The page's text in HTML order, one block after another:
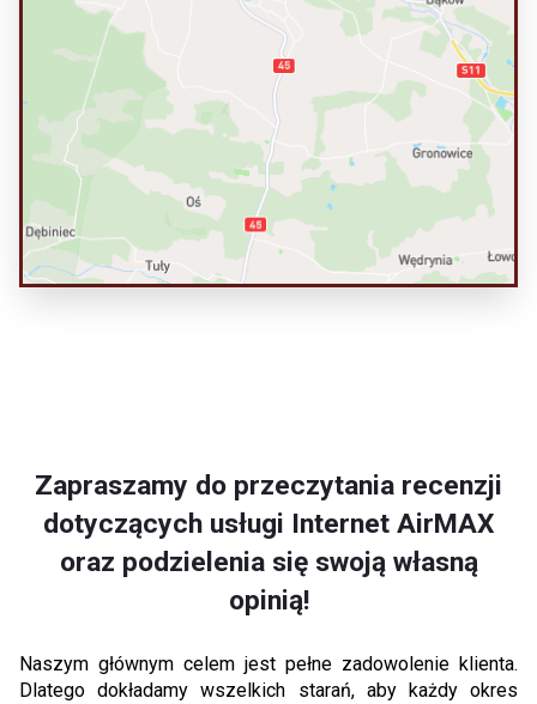
Zapraszamy do przeczytania recenzji
dotyczących usługi Internet AirMAX
oraz podzielenia się swoją własną
opinią!
Naszym głównym celem jest pełne zadowolenie klienta.
Dlatego dokładamy wszelkich starań, aby każdy okres